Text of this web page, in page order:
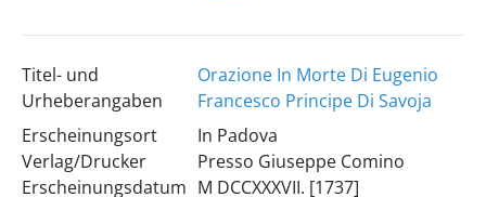
Titel- und
Urheberangaben
Orazione In Morte Di Eugenio
Francesco Principe Di Savoja
Erscheinungsort
Verlag/Drucker
Erscheinungsdatum
In Padova
Presso Giuseppe Comino
M DCCXXXVII. [1737]